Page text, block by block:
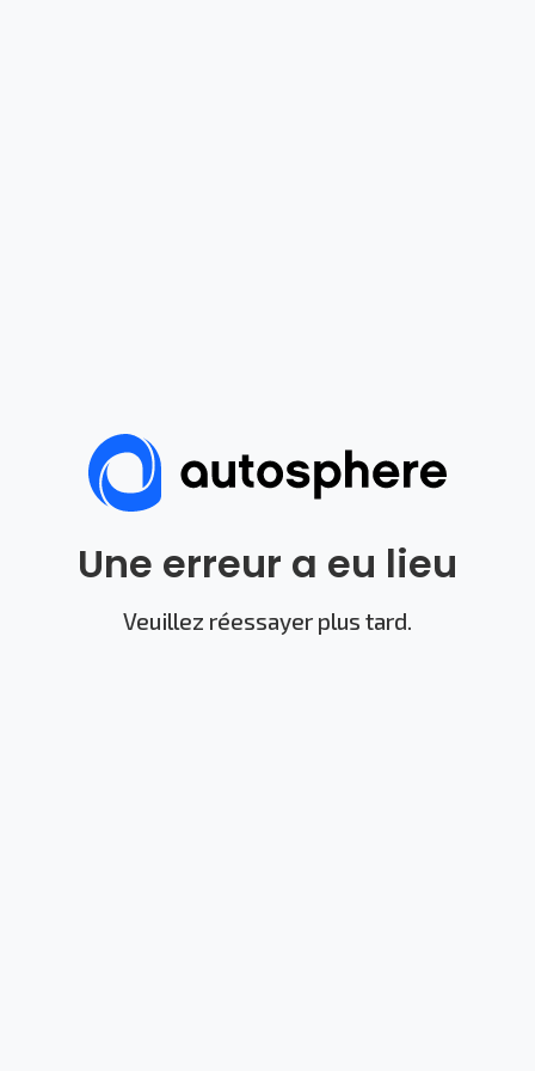
Une erreur a eu lieu
Veuillez réessayer plus tard.